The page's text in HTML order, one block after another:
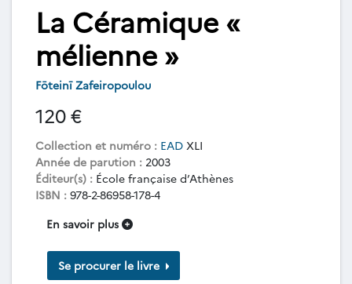
La Céramique «
mélienne »
Fōteinī Zafeiropoulou
120 €
Collection et numéro : EAD XLI
Année de parution : 2003
Éditeur(s) : École française d’Athènes
ISBN : 978-2-86958-178-4
En savoir plus
Se procurer le livre